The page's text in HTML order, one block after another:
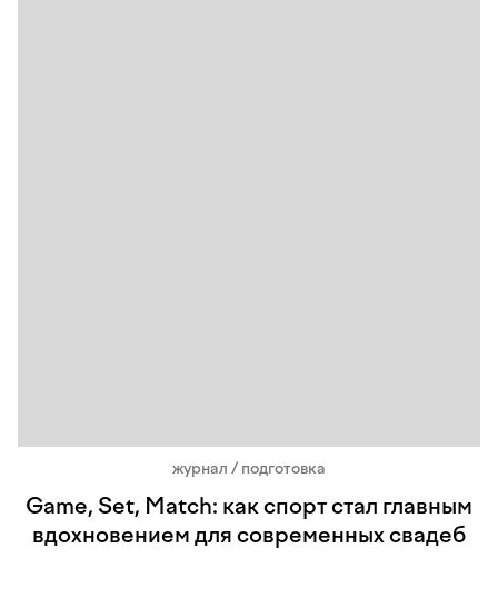
журнал / подготовка
Game, Set, Match: как спорт стал главным
вдохновением для современных свадеб